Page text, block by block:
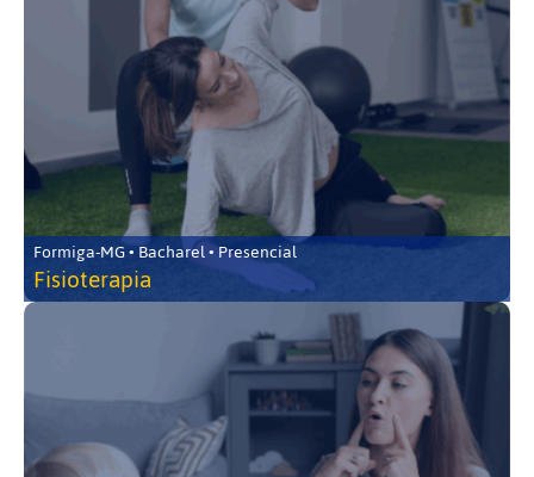
Formiga-MG • Bacharel • Presencial
Fisioterapia